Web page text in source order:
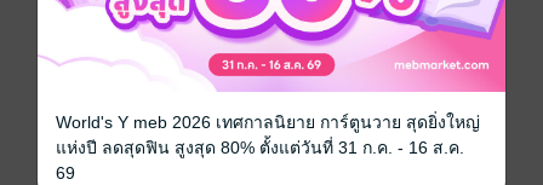
ราคาปก 279 บาท (ประหยัด 43%)
เล่มอื่นๆ ในซีรีส์ ดูทั้งหมด
World's Y meb 2026 เทศกาลนิยาย การ์ตูนวาย สุดยิ่งใหญ่
แห่งปี ลดสุดฟิน สูงสุด 80% ตั้งแต่วันที่ 31 ก.ค. - 16 ส.ค.
69